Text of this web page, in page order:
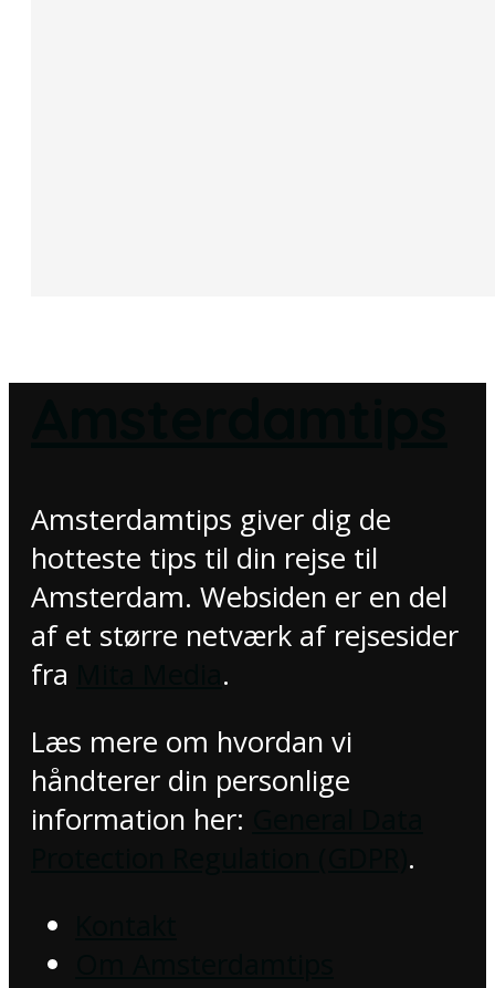
Amsterdamtips giver dig de
hotteste tips til din rejse til
Amsterdam. Websiden er en del
af et større netværk af rejsesider
fra
.
Læs mere om hvordan vi
håndterer din personlige
information her:
.